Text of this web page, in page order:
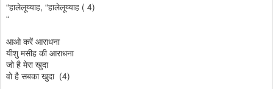
“हालेलूय्याह, “हालेलूय्याह ( 4)
“
आओ करें आराधना
यीशु मसीह की आराधना
जो है मेरा खुदा
वो है सबका खुदा (4)